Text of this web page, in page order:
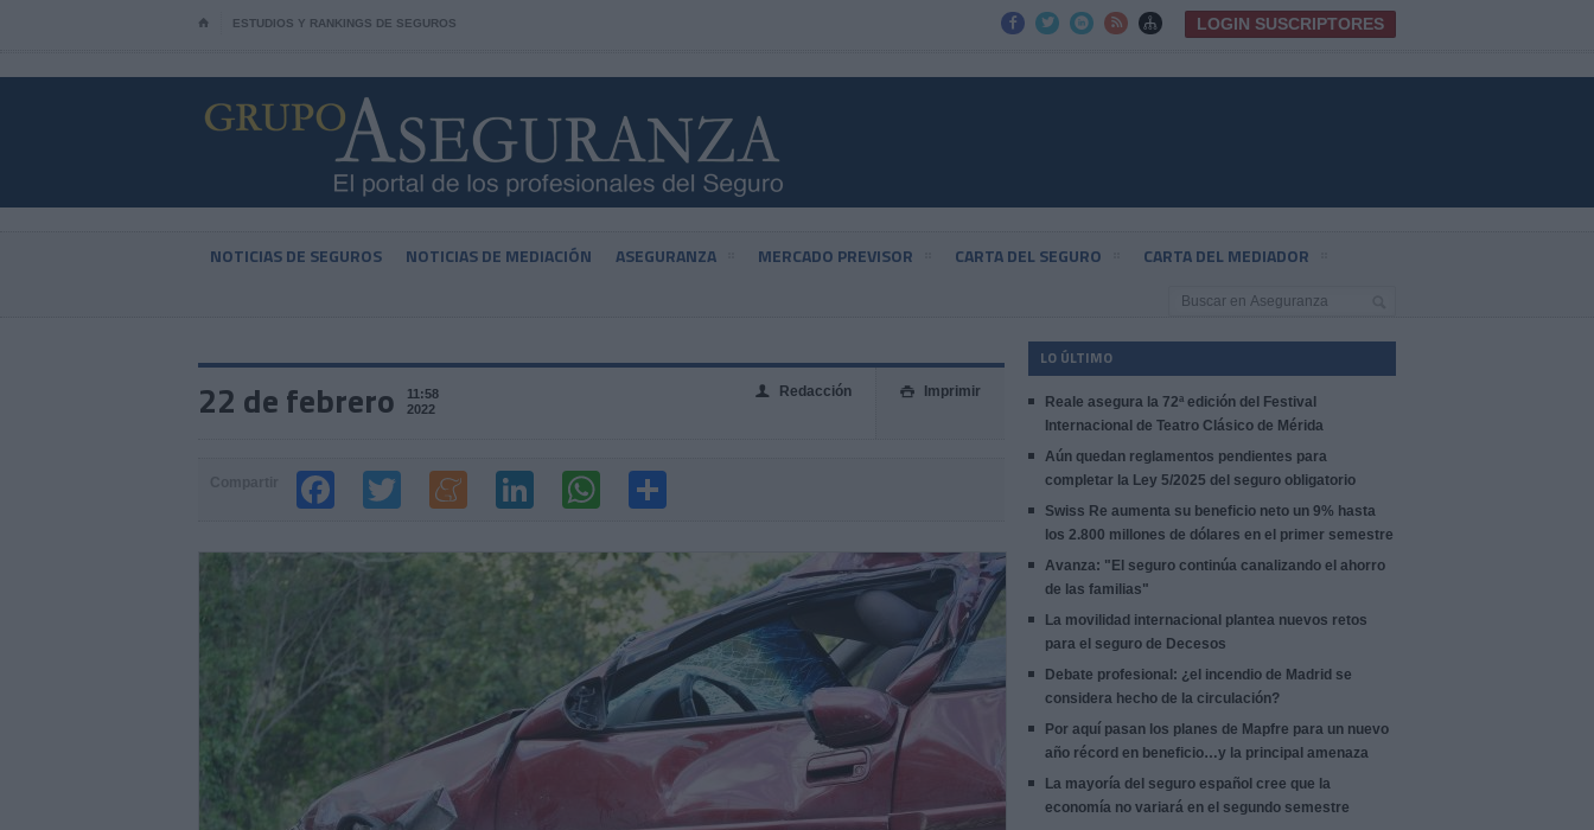
⌂ ESTUDIOS Y RANKINGS DE SEGUROS      LOGIN SUSCRIPTORES
NOTICIAS DE SEGUROS NOTICIAS DE MEDIACIÓN ASEGURANZA MERCADO PREVISOR CARTA DEL SEGURO CARTA DEL MEDIADOR
22 de febrero
11:58
2022
 Imprimir
👤 Redacción
LO ÚLTIMO
Reale asegura la 72ª edición del Festival
Internacional de Teatro Clásico de Mérida
Aún quedan reglamentos pendientes para
completar la Ley 5/2025 del seguro obligatorio
Swiss Re aumenta su beneficio neto un 9% hasta
los 2.800 millones de dólares en el primer semestre
Avanza: "El seguro continúa canalizando el ahorro
de las familias"
La movilidad internacional plantea nuevos retos
para el seguro de Decesos
Debate profesional: ¿el incendio de Madrid se
considera hecho de la circulación?
Por aquí pasan los planes de Mapfre para un nuevo
año récord en beneficio…y la principal amenaza
La mayoría del seguro español cree que la
economía no variará en el segundo semestre